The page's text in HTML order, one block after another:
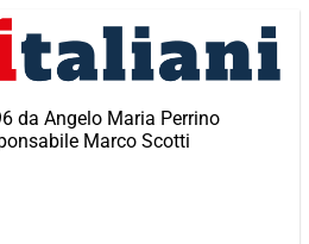
da Angelo Maria Perrino
Marco Scotti